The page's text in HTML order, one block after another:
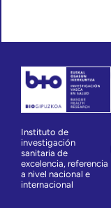
Instituto de
investigación
sanitaria de
excelencia, referencia
a nivel nacional e
internacional